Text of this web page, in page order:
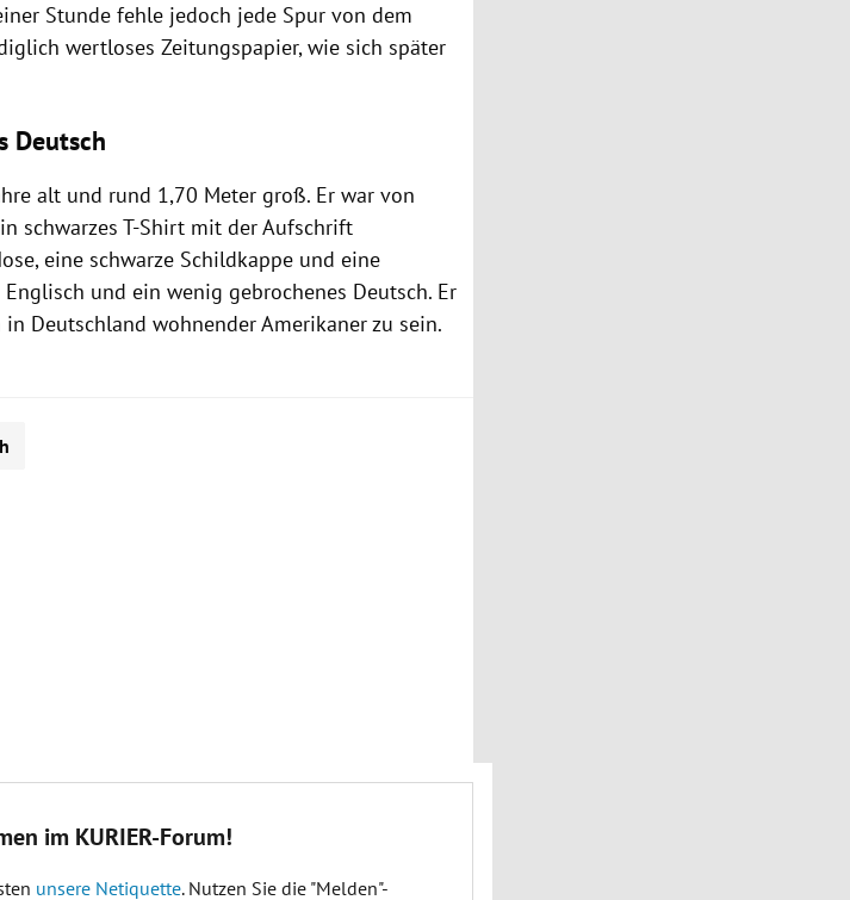
Stunde fehle jedoch jede Spur von dem
wertloses Zeitungspapier, wie sich später
Deutsch
alt und rund 1,70 Meter groß. Er war von
schwarzes T-Shirt mit der Aufschrift
eine schwarze Schildkappe und eine
und ein wenig gebrochenes Deutsch. Er
in Deutschland wohnender Amerikaner zu sein.